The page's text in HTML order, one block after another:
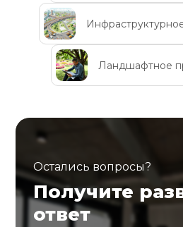
Ландшафтное
Остались вопросы?
Получите
ответ